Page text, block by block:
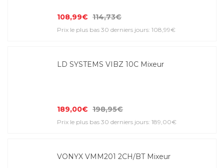
108,99€ 114,73€
Prix le plus bas 30 derniers jours: 108,99€
LD SYSTEMS VIBZ 10C Mixeur
189,00€ 198,95€
Prix le plus bas 30 derniers jours: 189,00€
VONYX VMM201 2CH/BT Mixeur